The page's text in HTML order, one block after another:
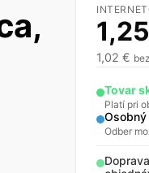
1,25
1,02 €
Tovar
Platí pri
Odber